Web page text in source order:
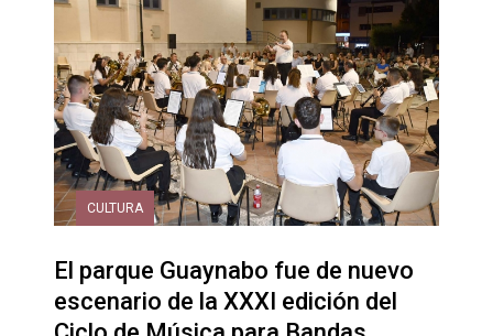
CULTURA
El parque Guaynabo fue de nuevo
escenario de la XXXI edición del